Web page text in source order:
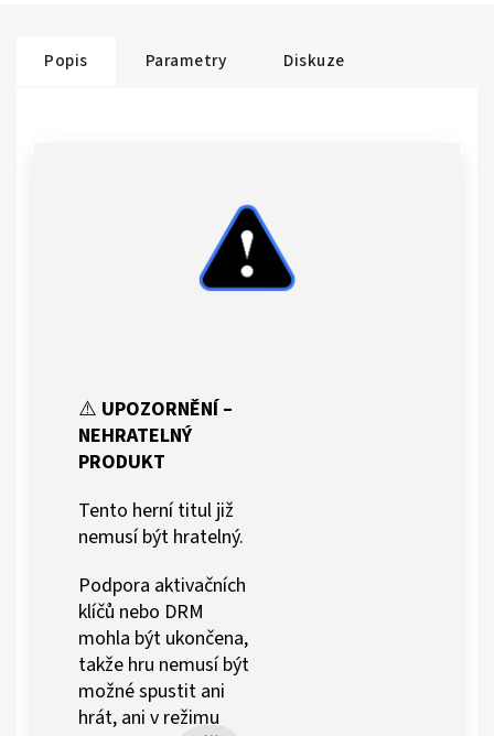
Popis Parametry Diskuze
⚠️ UPOZORNĚNÍ –
NEHRATELNÝ
PRODUKT
Tento herní titul již
nemusí být hratelný.
Podpora aktivačních
klíčů nebo DRM
mohla být ukončena,
takže hru nemusí být
možné spustit ani
hrát, ani v režimu